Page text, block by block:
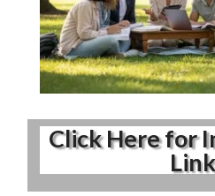
Click Here for